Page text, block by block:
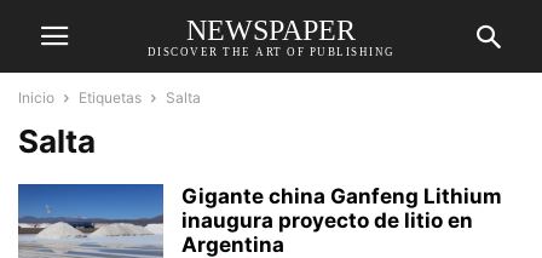
NEWSPAPER
DISCOVER THE ART OF PUBLISHING
Inicio Etiquetas Salta
Salta
Gigante china Ganfeng Lithium
inaugura proyecto de litio en
Argentina